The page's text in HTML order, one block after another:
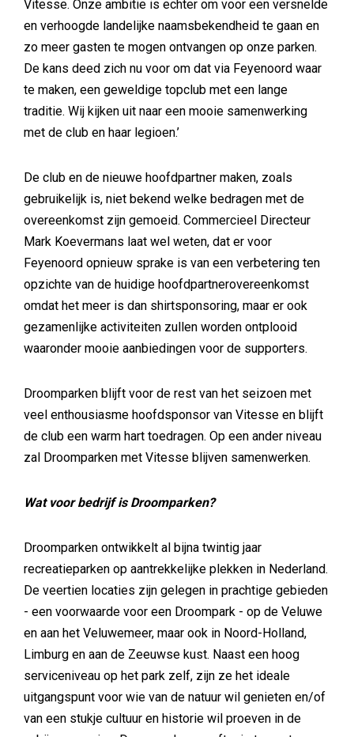
Vitesse. Onze ambitie is echter om voor een versnelde
en verhoogde landelijke naamsbekendheid te gaan en
zo meer gasten te mogen ontvangen op onze parken.
De kans deed zich nu voor om dat via Feyenoord waar
te maken, een geweldige topclub met een lange
traditie. Wij kijken uit naar een mooie samenwerking
met de club en haar legioen.’
De club en de nieuwe hoofdpartner maken, zoals
gebruikelijk is, niet bekend welke bedragen met de
overeenkomst zijn gemoeid. Commercieel Directeur
Mark Koevermans laat wel weten, dat er voor
Feyenoord opnieuw sprake is van een verbetering ten
opzichte van de huidige hoofdpartnerovereenkomst
omdat het meer is dan shirtsponsoring, maar er ook
gezamenlijke activiteiten zullen worden ontplooid
waaronder mooie aanbiedingen voor de supporters.
Droomparken blijft voor de rest van het seizoen met
veel enthousiasme hoofdsponsor van Vitesse en blijft
de club een warm hart toedragen. Op een ander niveau
zal Droomparken met Vitesse blijven samenwerken.
Wat voor bedrijf is Droomparken?
Droomparken ontwikkelt al bijna twintig jaar
recreatieparken op aantrekkelijke plekken in Nederland.
De veertien locaties zijn gelegen in prachtige gebieden
- een voorwaarde voor een Droompark - op de Veluwe
en aan het Veluwemeer, maar ook in Noord-Holland,
Limburg en aan de Zeeuwse kust. Naast een hoog
serviceniveau op het park zelf, zijn ze het ideale
uitgangspunt voor wie van de natuur wil genieten en/of
van een stukje cultuur en historie wil proeven in de